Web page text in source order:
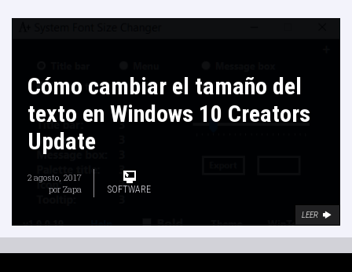
Cómo cambiar el tamaño del
texto en Windows 10 Creators
Update
2 agosto, 2017
por Zapa SOFTWARE
LEER